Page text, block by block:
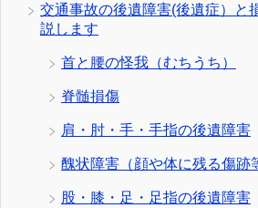
交通事故の後遺障害(後遺症）と
説します
首と腰の怪我（むちうち）
脊髄損傷
肩・肘・手・手指の後遺障害
醜状障害（顔や体に残る傷跡
股・膝・足・足指の後遺障害